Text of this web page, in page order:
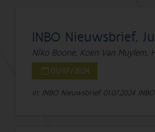
INBO Nieuwsbrief.
Niko Boone, Koen Van Muylem,
01/07/2024
In: INBO Nieuwsbrief 01.07.2024